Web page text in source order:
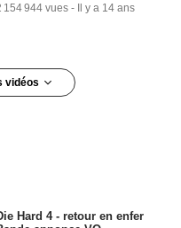
154 944 vues - Il y a 14 ans
vidéos
Hard 4 - retour en enfer